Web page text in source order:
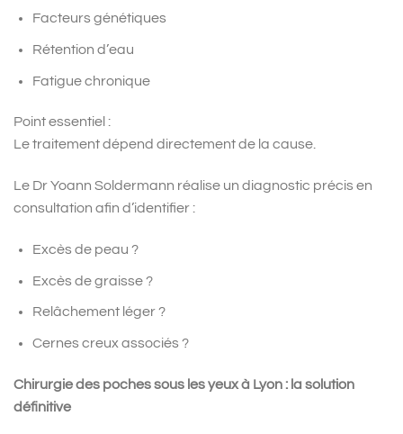
Facteurs génétiques
Rétention d’eau
Fatigue chronique
Point essentiel :
Le traitement dépend directement de la cause.
Le Dr Yoann Soldermann réalise un diagnostic précis en
consultation afin d’identifier :
Excès de peau ?
Excès de graisse ?
Relâchement léger ?
Cernes creux associés ?
Chirurgie des poches sous les yeux à Lyon : la solution
définitive